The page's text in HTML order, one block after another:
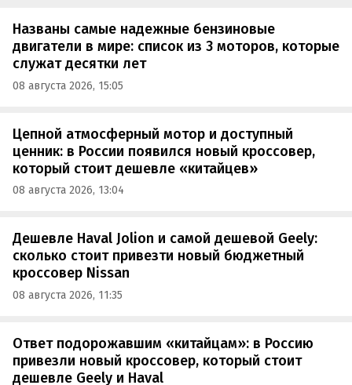
Названы самые надежные бензиновые
двигатели в мире: список из 3 моторов, которые
служат десятки лет
08 августа 2026, 15:05
Цепной атмосферный мотор и доступный
ценник: в России появился новый кроссовер,
который стоит дешевле «китайцев»
08 августа 2026, 13:04
Дешевле Haval Jolion и самой дешевой Geely:
сколько стоит привезти новый бюджетный
кроссовер Nissan
08 августа 2026, 11:35
Ответ подорожавшим «китайцам»: в Россию
привезли новый кроссовер, который стоит
дешевле Geely и Haval